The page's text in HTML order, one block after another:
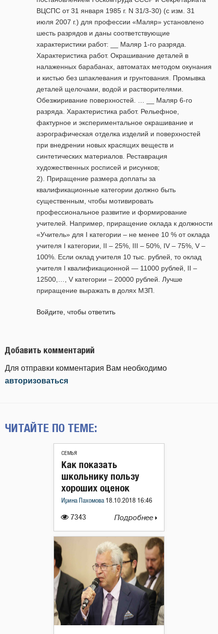
ВЦСПС от 31 января 1985 г. N 31/3-30) (с изм. 31
июля 2007 г.) для профессии «Маляр» установлено
шесть разрядов и даны соответствующие
характеристики работ: __ Маляр 1-го разряда.
Характеристика работ. Окрашивание деталей в
налаженных барабанах, автоматах методом окунания
и кистью без шпаклевания и грунтования. Промывка
деталей щелочами, водой и растворителями.
Обезжиривание поверхностей. … __ Маляр 6-го
разряда. Характеристика работ. Рельефное,
фактурное и экспериментальное окрашивание и
аэрографическая отделка изделий и поверхностей
при внедрении новых красящих веществ и
синтетических материалов. Реставрация
художественных росписей и рисунков;
2). Приращение размера доплаты за
квалификационные категории должно быть
существенным, чтобы мотивировать
профессиональное развитие и формирование
учителей. Например, приращение оклада к должности
«Учитель» для I категории – не менее 10 % от оклада
учителя I категории, II – 25%, III – 50%, IV – 75%, V –
100%. Если оклад учителя 10 тыс. рублей, то оклад
учителя I квалификационной — 11000 рублей, II –
12500,…, V категории – 20000 рублей. Лучше
приращение выражать в долях МЗП.
Войдите, чтобы ответить
Добавить комментарий
Для отправки комментария Вам необходимо
авторизоваться
ЧИТАЙТЕ ПО ТЕМЕ:
СЕМЬЯ
7343
Как показать
школьнику пользу
хороших оценок
Ирина Пахомова 18.10.2018 16:46
Подробнее